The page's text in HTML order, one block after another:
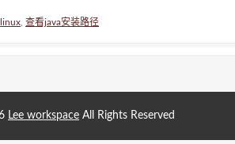
linux 查看java安装路径
Lee workspace All Rights Reserved